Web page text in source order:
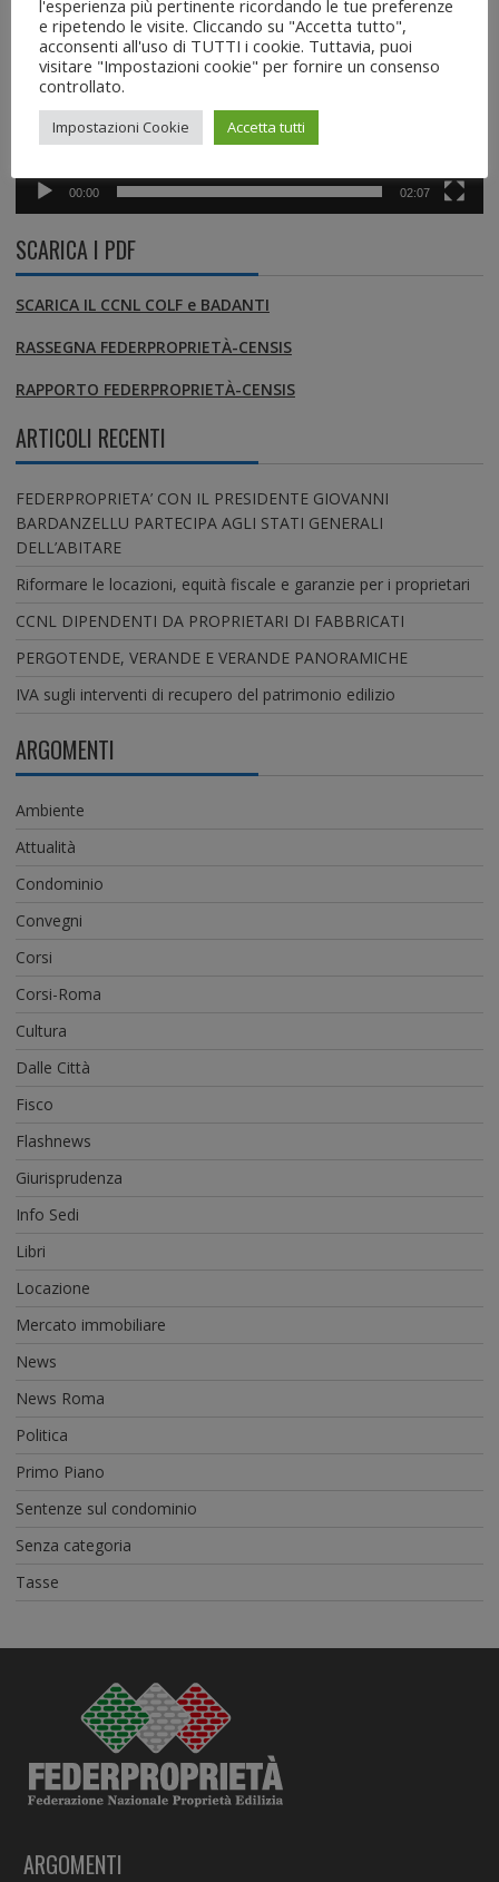
00:00 02:07
SCARICA I PDF
SCARICA IL CCNL COLF e BADANTI
RASSEGNA FEDERPROPRIETÀ-CENSIS
RAPPORTO FEDERPROPRIETÀ-CENSIS
ARTICOLI RECENTI
FEDERPROPRIETA’ CON IL PRESIDENTE GIOVANNI
BARDANZELLU PARTECIPA AGLI STATI GENERALI
DELL’ABITARE
Riformare le locazioni, equità fiscale e garanzie per i proprietari
CCNL DIPENDENTI DA PROPRIETARI DI FABBRICATI
PERGOTENDE, VERANDE E VERANDE PANORAMICHE
IVA sugli interventi di recupero del patrimonio edilizio
ARGOMENTI
Ambiente
Attualità
Condominio
Convegni
Corsi
Corsi-Roma
Cultura
Dalle Città
Fisco
Flashnews
Giurisprudenza
Info Sedi
Libri
Locazione
Mercato immobiliare
News
News Roma
Politica
Primo Piano
Sentenze sul condominio
Senza categoria
Tasse
ARGOMENTI
l'esperienza più pertinente ricordando le tue preferenze
e ripetendo le visite. Cliccando su "Accetta tutto",
acconsenti all'uso di TUTTI i cookie. Tuttavia, puoi
visitare "Impostazioni cookie" per fornire un consenso
controllato.
Impostazioni Cookie Accetta tutti